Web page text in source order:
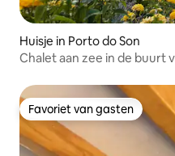
Huisje in Porto do Son
Chalet aan zee in de buurt
Favoriet van gasten
Favoriet van gasten